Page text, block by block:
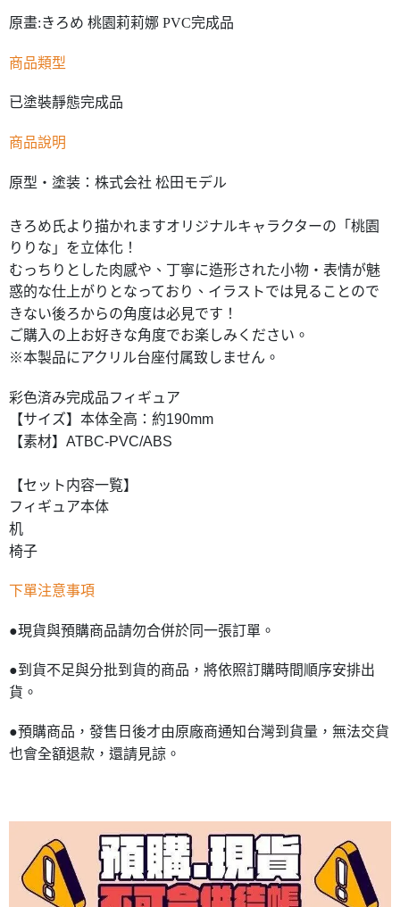
原畫:きろめ 桃園莉莉娜 PVC完成品
商品類型
已塗裝靜態完成品
商品說明
原型・塗装：株式会社 松田モデル
きろめ氏より描かれますオリジナルキャラクターの「桃園
りりな」を立体化！
むっちりとした肉感や、丁寧に造形された小物・表情が魅
惑的な仕上がりとなっており、イラストでは見ることので
きない後ろからの角度は必見です！
ご購入の上お好きな角度でお楽しみください。
※本製品にアクリル台座付属致しません。
彩色済み完成品フィギュア
【サイズ】本体全高：約190mm
【素材】ATBC-PVC/ABS
【セット内容一覧】
フィギュア本体
机
椅子
下單注意事項
●現貨與預購商品請勿合併於同一張訂單。
●到貨不足與分批到貨的商品，將依照訂購時間順序安排出
貨。
●預購商品，發售日後才由原廠商通知台灣到貨量，無法交貨
也會全額退款，還請見諒。